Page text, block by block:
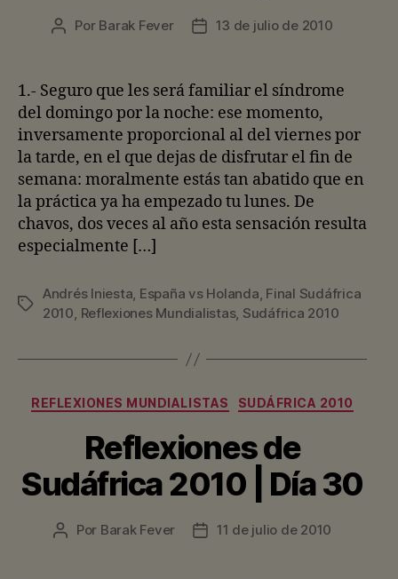
Autor
entrada
Por Barak Fever
Fecha
entrada
13 de julio de 2010
1.- Seguro que les será familiar el síndrome
del domingo por la noche: ese momento,
inversamente proporcional al del viernes por
la tarde, en el que dejas de disfrutar el fin de
semana: moralmente estás tan abatido que en
la práctica ya ha empezado tu lunes. De
chavos, dos veces al año esta sensación resulta
especialmente […]
Etiquetas
Andrés Iniesta, España vs Holanda, Final Sudáfrica
2010, Reflexiones Mundialistas, Sudáfrica 2010
Categorías
REFLEXIONES MUNDIALISTAS SUDÁFRICA 2010
Reflexiones de
Sudáfrica 2010 | Día 30
Autor
Por Barak Fever
Fecha11 de julio de 2010